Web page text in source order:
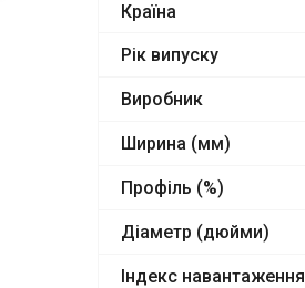
Країна
Рік випуску
Виробник
Ширина (мм)
Профіль (%)
Діаметр (дюйми)
Індекс навантаження